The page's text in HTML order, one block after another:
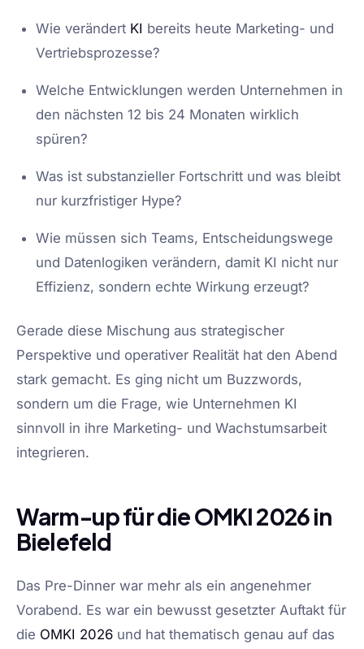
Wie verändert KI bereits heute Marketing- und
Vertriebsprozesse?
Welche Entwicklungen werden Unternehmen in
den nächsten 12 bis 24 Monaten wirklich
spüren?
Was ist substanzieller Fortschritt und was bleibt
nur kurzfristiger Hype?
Wie müssen sich Teams, Entscheidungswege
und Datenlogiken verändern, damit KI nicht nur
Effizienz, sondern echte Wirkung erzeugt?
Gerade diese Mischung aus strategischer
Perspektive und operativer Realität hat den Abend
stark gemacht. Es ging nicht um Buzzwords,
sondern um die Frage, wie Unternehmen KI
sinnvoll in ihre Marketing- und Wachstumsarbeit
integrieren.
Warm-up für die OMKI 2026 in
Bielefeld
Das Pre-Dinner war mehr als ein angenehmer
Vorabend. Es war ein bewusst gesetzter Auftakt für
die OMKI 2026 und hat thematisch genau auf das